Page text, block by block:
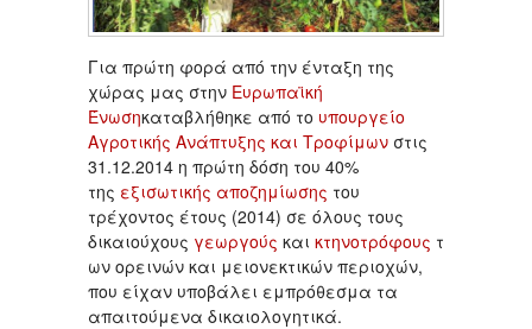
Για πρώτη φορά από την ένταξη της
χώρας μας στην Ευρωπαϊκή
Ένωσηκαταβλήθηκε από το υπουργείο
Αγροτικής Ανάπτυξης και Τροφίμων στις
31.12.2014 η πρώτη δόση του 40%
της εξισωτικής αποζημίωσης του
τρέχοντος έτους (2014) σε όλους τους
δικαιούχους γεωργούς και κτηνοτρόφους τ
ων ορεινών και μειονεκτικών περιοχών,
που είχαν υποβάλει εμπρόθεσμα τα
απαιτούμενα δικαιολογητικά.